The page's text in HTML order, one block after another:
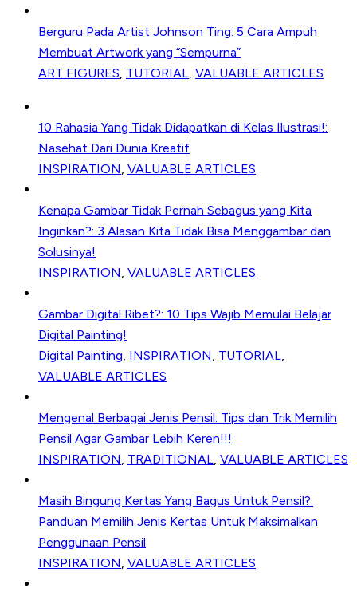
Berguru Pada Artist Johnson Ting: 5 Cara Ampuh
Membuat Artwork yang “Sempurna”
ART FIGURES, TUTORIAL, VALUABLE ARTICLES
10 Rahasia Yang Tidak Didapatkan di Kelas Ilustrasi!:
Nasehat Dari Dunia Kreatif
INSPIRATION, VALUABLE ARTICLES
Kenapa Gambar Tidak Pernah Sebagus yang Kita
Inginkan?: 3 Alasan Kita Tidak Bisa Menggambar dan
Solusinya!
INSPIRATION, VALUABLE ARTICLES
Gambar Digital Ribet?: 10 Tips Wajib Memulai Belajar
Digital Painting!
Digital Painting, INSPIRATION, TUTORIAL,
VALUABLE ARTICLES
Mengenal Berbagai Jenis Pensil: Tips dan Trik Memilih
Pensil Agar Gambar Lebih Keren!!!
INSPIRATION, TRADITIONAL, VALUABLE ARTICLES
Masih Bingung Kertas Yang Bagus Untuk Pensil?:
Panduan Memilih Jenis Kertas Untuk Maksimalkan
Penggunaan Pensil
INSPIRATION, VALUABLE ARTICLES